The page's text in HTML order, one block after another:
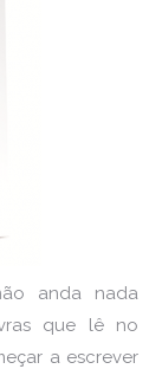
anda nada
que lê no
a escrever